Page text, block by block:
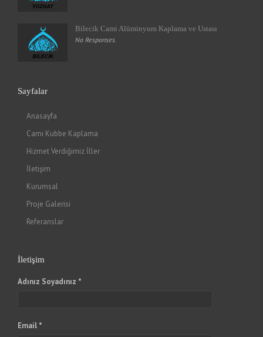
Bilecik Cami Alüminyum Kaplama ve Ustası
No Responses.
Sayfalar
Anasayfa
Cami Kubbe Kaplama
Hizmet Verdiğimiz İller
İletişim
Kurumsal
Proje Galerisi
Referanslar
İletişim
Adınız Soyadınız *
Email *